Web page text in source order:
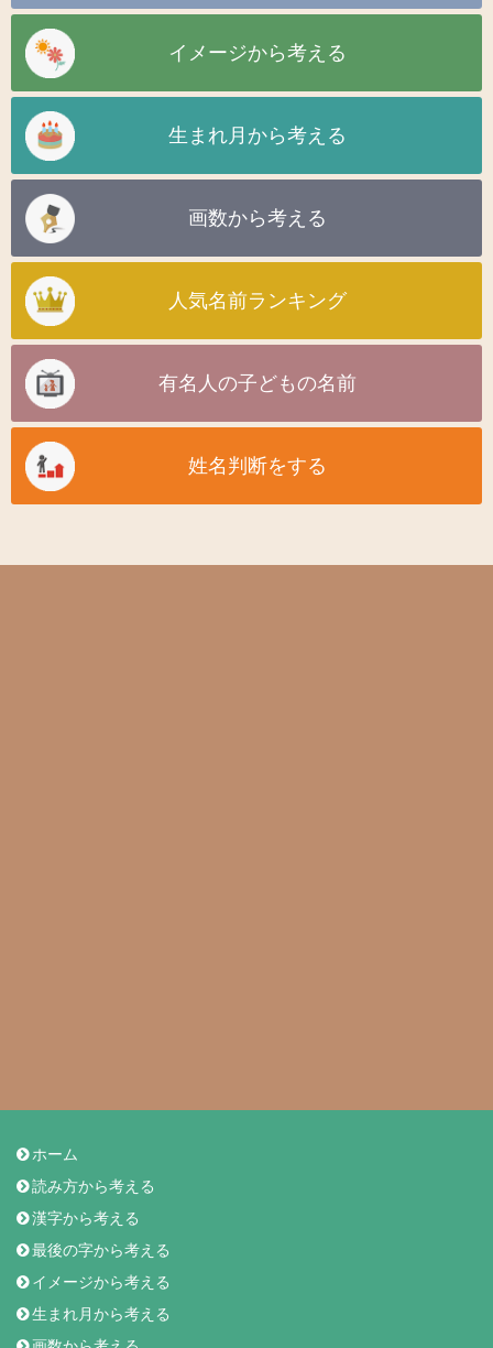
イメージから考える
生まれ月から考える
画数から考える
人気名前ランキング
有名人の子どもの名前
姓名判断をする
ホーム
読み方から考える
漢字から考える
最後の字から考える
イメージから考える
生まれ月から考える